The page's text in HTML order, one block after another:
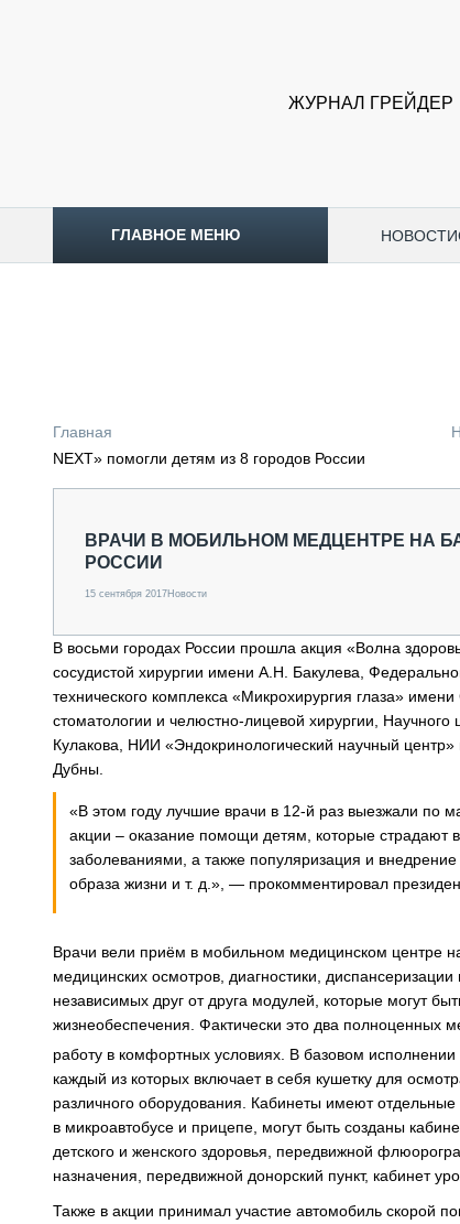
ЖУРНАЛ ГРЕЙДЕР
ГЛАВНОЕ МЕНЮ НОВОСТИ
ОБЗОР РЫНКА
ГРУЗОПЕРЕВОЗКИ
ФИНАНСЫ, ЛИЗИНГ, СТРАХОВАНИЕ
ТЕХНИКА КРУПНЫМ ПЛАНОМ
ТЕХНОЛОГИИ
ДОРОЖНАЯ ИНДУСТРИЯ
СЕРВИСМЕНЫ
Главная
NEXT» помогли детям из 8 городов России
ВРАЧИ В МОБИЛЬНОМ МЕДЦЕНТРЕ НА
РОССИИ
15 сентября 2017Новости
В восьми городах России прошла акция «Волна
сосудистой хирургии имени А.Н. Бакулева,
технического комплекса «Микрохирургия глаза»
стоматологии и челюстно-лицевой хирургии,
Кулакова, НИИ «Эндокринологический научный
Дубны.
«В этом году лучшие врачи в 12-й раз выезжали по
акции – оказание помощи детям, которые
заболеваниями, а также популяризация и
образа жизни и т. д.», — прокомментировал
Врачи вели приём в мобильном медицинском центре
медицинских осмотров, диагностики,
независимых друг от друга модулей, которые могут
жизнеобеспечения. Фактически это два полноценных
работу в комфортных условиях. В базовом
каждый из которых включает в себя кушетку для
различного оборудования. Кабинеты имеют
в микроавтобусе и прицепе, могут быть созданы
детского и женского здоровья, передвижной
назначения, передвижной донорский пункт, кабинет
Также в акции принимал участие автомобиль скорой